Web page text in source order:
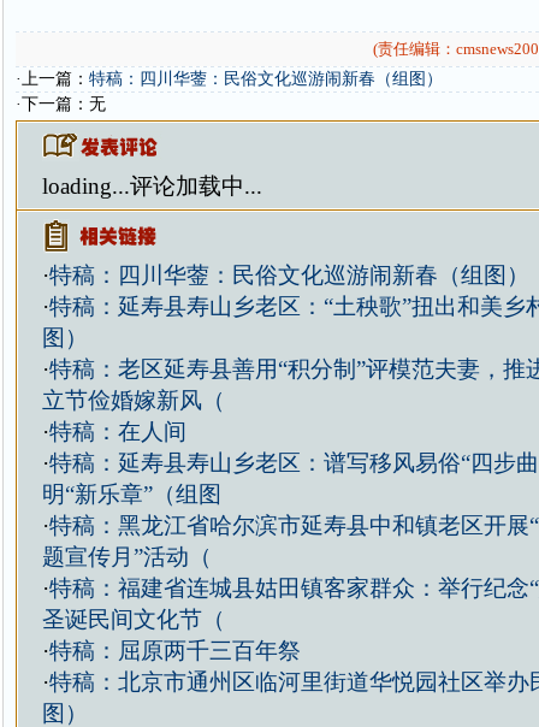
(责任编辑：
·上一篇： 特稿：四川华蓥：民俗文化巡游闹新春（组图）
·下一篇：无
loading...评论加载中...
·特稿：四川华蓥：民俗文化巡游闹新春（组图）
·特稿：延寿县寿山乡老区：“土秧歌”扭出和美乡
图）
·特稿：老区延寿县善用“积分制”评模范夫妻，推
立节俭婚嫁新风（
·特稿：在人间
·特稿：延寿县寿山乡老区：谱写移风易俗“四步
明“新乐章”（组图
·特稿：黑龙江省哈尔滨市延寿县中和镇老区开展
题宣传月”活动（
·特稿：福建省连城县姑田镇客家群众：举行纪念
圣诞民间文化节（
·特稿：屈原两千三百年祭
·特稿：北京市通州区临河里街道华悦园社区举办
图）